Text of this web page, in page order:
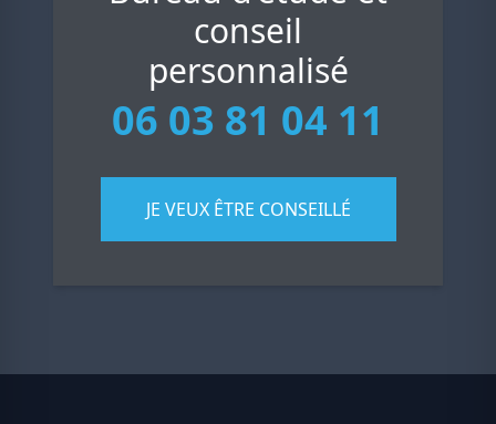
conseil
personnalisé
06 03 81 04 11
JE VEUX ÊTRE CONSEILLÉ